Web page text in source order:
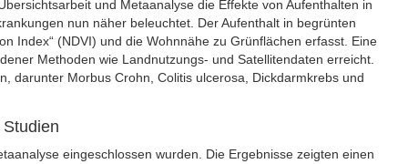
und Metaanalyse die Effekte von Aufenthalten in
nun näher beleuchtet. Der Aufenthalt in begrünten
Index“ (NDVI) und die Wohnnähe zu Grünflächen erfasst. Eine
Methoden wie Landnutzungs- und Satellitendaten erreicht.
darunter Morbus Crohn, Colitis ulcerosa, Dickdarmkrebs und
eingeschlossen wurden. Die Ergebnisse zeigten einen